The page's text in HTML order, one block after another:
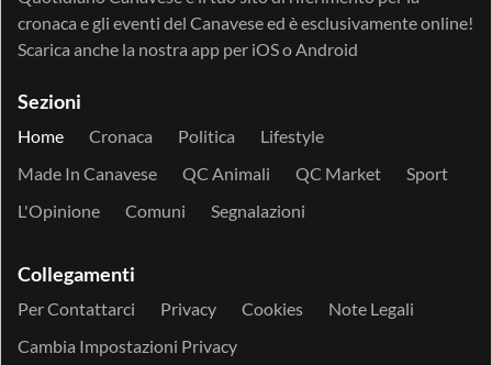
cronaca e gli eventi del Canavese ed è esclusivamente online!
Scarica anche la nostra app per iOSoAndroid
Sezioni
Home Cronaca Politica
Lifestyle
Made In Canavese
QC Animali QC Market
Sport
L'Opinione
Comuni Segnalazioni
Collegamenti
Per Contattarci Privacy Cookies
Note Legali
Cambia Impostazioni Privacy